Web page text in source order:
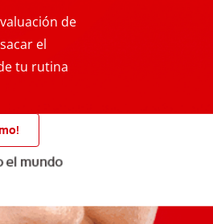
de
el
tu rutina